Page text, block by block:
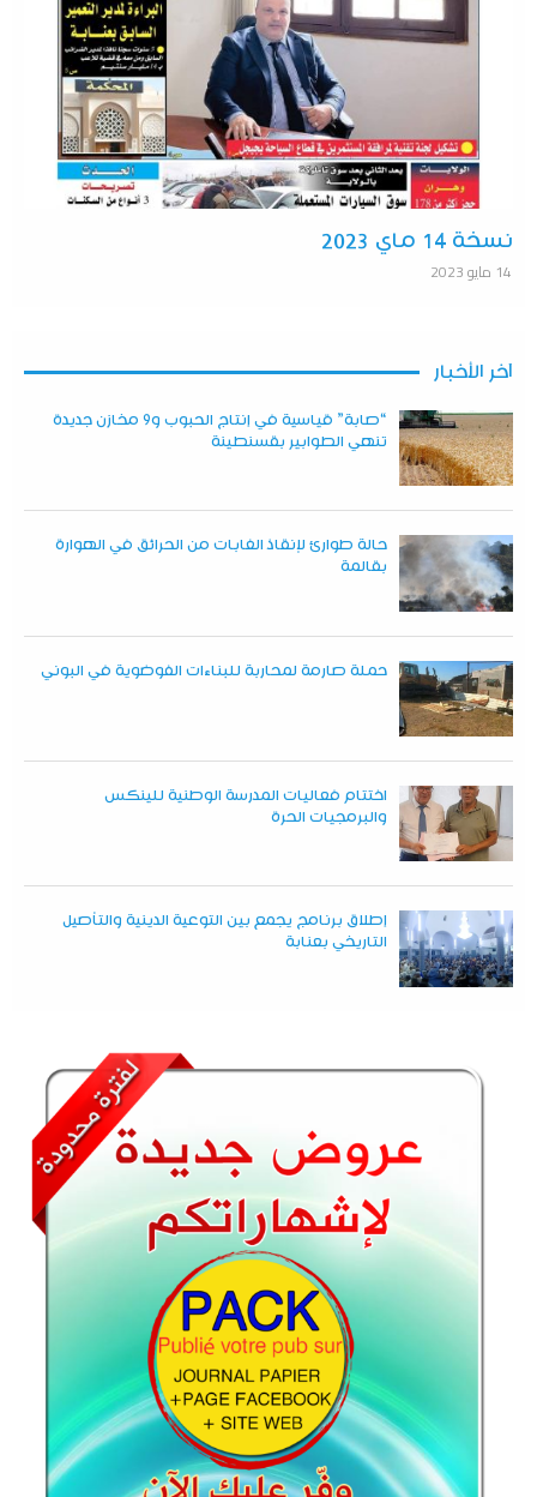
نسخة 14 ماي 2023
14 مايو 2023
آخر الأخبار
“صابة” قياسية في إنتاج الحبوب و9 مخازن جديدة
تنهي الطوابير بقسنطينة
حالة طوارئ لإنقاذ الغابات من الحرائق في الهوارة
بقالمة
حملة صارمة لمحاربة للبناءات الفوضوية في البوني
اختتام فعاليات المدرسة الوطنية للينكس
والبرمجيات الحرة
إطلاق برنامج يجمع بين التوعية الدينية والتأصيل
التاريخي بعنابة